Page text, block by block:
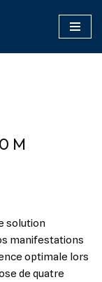
M
solution
manifestations
optimale lors
de quatre